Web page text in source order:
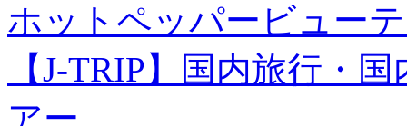
ホットペッパービュー
【J-TRIP】国内旅行・